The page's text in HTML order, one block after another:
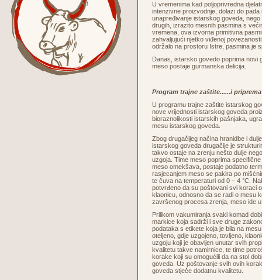
U vremenima kad poljoprivredna
intenzivne proizvodnje, dolazi do
unapređivanje istarskog goveda,
drugih, izrazito mesnih pasmina s
vremena, ova izvorna primitivna
zahvaljujući rijetko viđenoj
održalo na prostoru Istre, pasmina je
Danas, istarsko govedo poprima novi
meso postaje gurmanska delicija.
Program trajne zaštite......i
U programu trajne zaštite istarskog
nove vrijednosti istarskog goveda
bioraznolikosti istarskih pašnjaka,
mesu istarskog goveda.
Zbog drugačijeg načina hranidbe i
istarskog goveda drugačije je
takvo ostaje na zrenju nešto dulje
uzgoja. Time meso poprima
meso omekšava, postaje podatno
rasjecanjem meso se pakira po
te čuva na temperaturi od 0 – 4 °C.
potvrđeno da su poštovani svi koraci
klaonicu, odnosno da se radi o mesu
završenog procesa zrenja, meso ide
Prilikom vakumiranja svaki komad
markice koja sadrži i sve druge
podataka s etikete koja je bila na
oteljeno, gdje uzgojeno, tovljeno,
uzgoju koji je obavljen unutar svih
kvalitetu takve namirnice, te time
korake koji su omogućili da na stol
goveda. Uz poštovanje svih ovih
goveda stječe dodatnu kvalitetu.